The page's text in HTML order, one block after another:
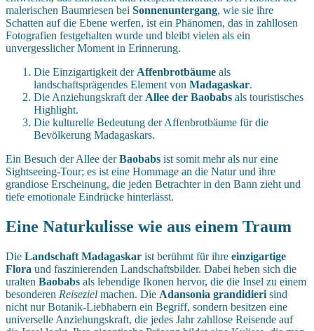
malerischen Baumriesen bei Sonnenuntergang, wie sie ihre
Schatten auf die Ebene werfen, ist ein Phänomen, das in zahllosen
Fotografien festgehalten wurde und bleibt vielen als ein
unvergesslicher Moment in Erinnerung.
Die Einzigartigkeit der Affenbrotbäume als
landschaftsprägendes Element von Madagaskar.
Die Anziehungskraft der Allee der Baobabs als touristisches
Highlight.
Die kulturelle Bedeutung der Affenbrotbäume für die
Bevölkerung Madagaskars.
Ein Besuch der Allee derBaobabs ist somit mehr als nur eine
Sightseeing-Tour; es ist eine Hommage an die Natur und ihre
grandiose Erscheinung, die jeden Betrachter in den Bann zieht und
tiefe emotionale Eindrücke hinterlässt.
Eine Naturkulisse wie aus einem Traum
Die Landschaft Madagaskar ist berühmt für ihre einzigartige
Flora und faszinierenden Landschaftsbilder. Dabei heben sich die
uralten Baobabs als lebendige Ikonen hervor, die die Insel zu einem
besonderen Reiseziel machen. Die Adansonia grandidieri sind
nicht nur Botanik-Liebhabern ein Begriff, sondern besitzen eine
universelle Anziehungskraft, die jedes Jahr zahllose Reisende auf